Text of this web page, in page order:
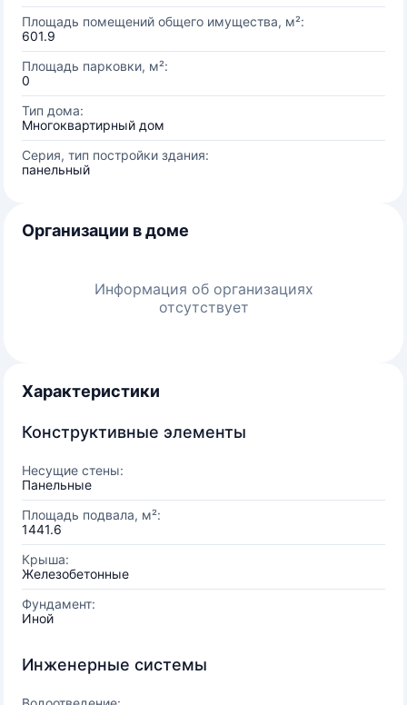
Площадь помещений общего имущества, м²:
601.9
Площадь парковки, м²:
0
Тип дома:
Многоквартирный дом
Серия, тип постройки здания:
панельный
Организации в доме
Информация об организациях
отсутствует
Характеристики
Конструктивные элементы
Несущие стены:
Панельные
Площадь подвала, м²:
1441.6
Крыша:
Железобетонные
Фундамент:
Иной
Инженерные системы